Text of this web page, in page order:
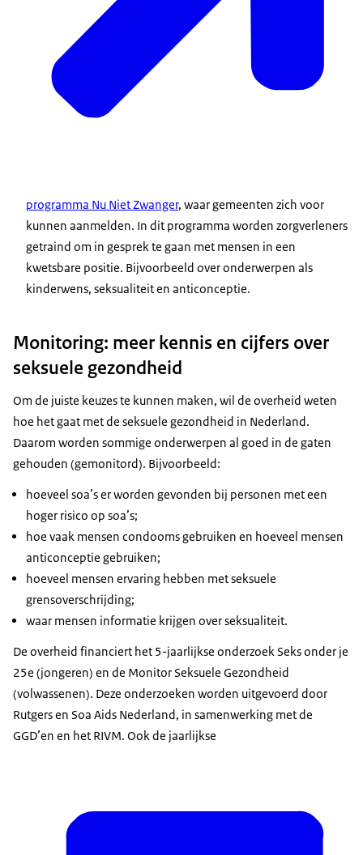
programma Nu Niet Zwanger, waar gemeenten zich voor
kunnen aanmelden. In dit programma worden zorgverleners
getraind om in gesprek te gaan met mensen in een
kwetsbare positie. Bijvoorbeeld over onderwerpen als
kinderwens, seksualiteit en anticonceptie.
Monitoring: meer kennis en cijfers over
seksuele gezondheid
Om de juiste keuzes te kunnen maken, wil de overheid weten
hoe het gaat met de seksuele gezondheid in Nederland.
Daarom worden sommige onderwerpen al goed in de gaten
gehouden (gemonitord). Bijvoorbeeld:
hoeveel soa’s er worden gevonden bij personen met een
hoger risico op soa’s;
hoe vaak mensen condooms gebruiken en hoeveel mensen
anticonceptie gebruiken;
hoeveel mensen ervaring hebben met seksuele
grensoverschrijding;
waar mensen informatie krijgen over seksualiteit.
De overheid financiert het 5-jaarlijkse onderzoek Seks onder je
25e (jongeren) en de Monitor Seksuele Gezondheid
(volwassenen). Deze onderzoeken worden uitgevoerd door
Rutgers en Soa Aids Nederland, in samenwerking met de
GGD’en en het RIVM. Ook de jaarlijkse